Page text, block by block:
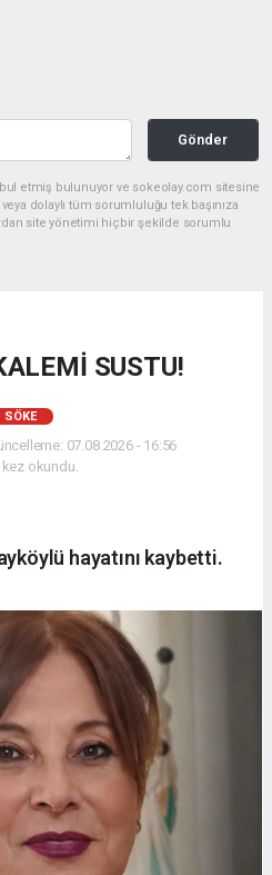
Gönder
etmiş bulunuyor ve sokeolay.com sitesine
dolaylı tüm sorumluluğu tek başınıza
site yönetimi hiçbir şekilde sorumlu
SUSTU!
SÖKE
07.08.2026 - 16:56
kez okundu.
hayatını kaybetti.